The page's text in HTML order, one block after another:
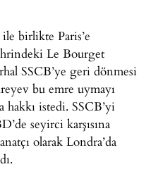
birlikte Paris’e
Le Bourget
SSCB’ye geri dönmesi
bu emre uymayı
hakkı istedi. SSCB’yi
seyirci karşısına
olarak Londra’da